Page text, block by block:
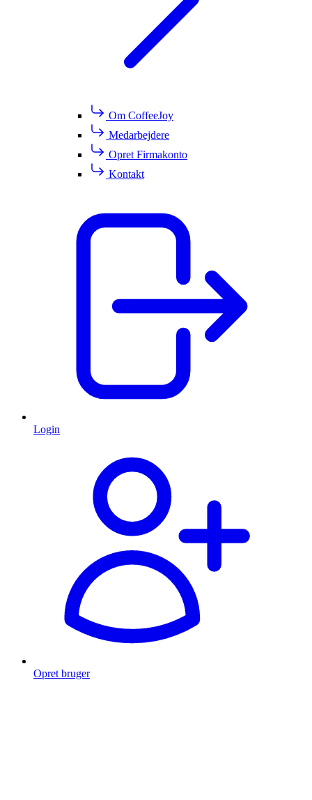
Om CoffeeJoy
Medarbejdere
Opret Firmakonto
Kontakt
Login
Opret bruger